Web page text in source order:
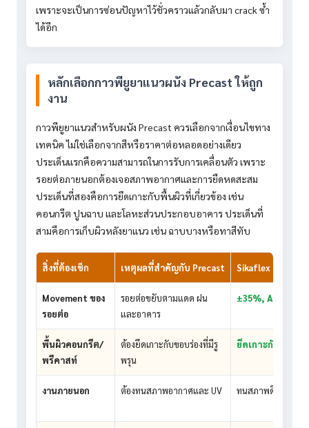
เพราะจะเป็นการซ่อนปัญหาไว้ชั่วคราวแล้วกลับมา crack ซ้ำ
ได้อีก
หลักเลือกกาวพียูยาแนวผนัง Precast ให้ถูก
งาน
กาวพียูยาแนวสำหรับผนัง Precast ควรเลือกจากเงื่อนไขทาง
เทคนิค ไม่ใช่เลือกจากสีหรือราคาต่อหลอดอย่างเดียว
ประเด็นแรกคือความสามารถในการรับการเคลื่อนตัว เพราะ
รอยต่อภายนอกต้องเจอสภาพอากาศและการยืดหดสะสม
ประเด็นที่สองคือการยึดเกาะกับพื้นผิวที่เกี่ยวข้อง เช่น
คอนกรีต ปูนฉาบ และโลหะส่วนประกอบอาคาร ประเด็นที่
สามคือการเก็บผิวหลังยาแนว เช่น ฉาบบางหรือทาสีทับ
สิ่งที่ต้องเช็ก เหตุผลที่สำคัญกับ Precast Sikaflex 740 จาก
Movement ของ
รอยต่อ
รอยต่อขยับตามแดด ฝน
และอาคาร
±35%, ASTM
พื้นผิวคอนกรีต/
พรีคาสท์
ต้องยึดเกาะกับขอบร่องที่มีรู
พรุน
ยึดเกาะกับพื้นผิว
งานภายนอก ต้องทนสภาพอากาศและ UV ทนสภาพดินฟ้าอาก